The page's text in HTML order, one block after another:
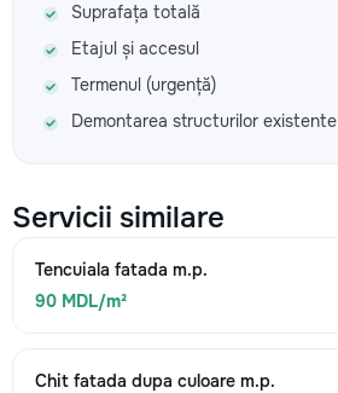
Suprafața totală
Etajul și accesul
Termenul (urgență)
Demontarea structurilor existente
Servicii similare
Tencuiala fatada m.p.
90 MDL/m²
Chit fatada dupa culoare m.p.